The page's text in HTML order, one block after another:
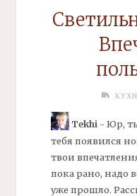
Tekhi- Юр, ты
тебя появился
твои
пока рано, надо
уже прошло.